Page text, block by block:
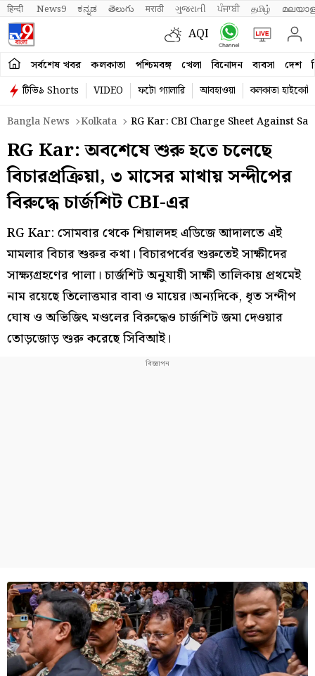
हिन्दी News9 ಕನ್ನಡ తెలుగు मराठी ગુજરાતી ਪੰਜਾਬੀ தமிழ்
AQI
সর্বশেষ খবর কলকাতা পশ্চিমবঙ্গ খেলা বিনোদন ব্যবসা দেশ
টিভি৯ Shorts VIDEO ফটো গ্যালারি আবহাওয়া
কলকাতা হাইকোর্ট
Bangla News
Kolkata RG Kar: CBI Charge Sheet Against
RG Kar: অবশেষে শুরু হতে চলেছে
বিচারপ্রক্রিয়া, ৩ মাসের মাথায় সন্দীপের
বিরুদ্ধে চার্জশিট CBI-এর
RG Kar: সোমবার থেকে শিয়ালদহ এডিজে আদালতে এই
মামলার বিচার শুরুর কথা। বিচারপর্বের শুরুতেই সাক্ষীদের
সাক্ষ্যগ্রহণের পালা। চার্জশিট অনুযায়ী সাক্ষী তালিকায় প্রথমেই
নাম রয়েছে তিলোত্তমার বাবা ও মায়ের।অন্যদিকে, ধৃত সন্দীপ
ঘোষ ও অভিজিৎ মণ্ডলের বিরুদ্ধেও চার্জশিট জমা দেওয়ার
তোড়জোড় শুরু করেছে সিবিআই।